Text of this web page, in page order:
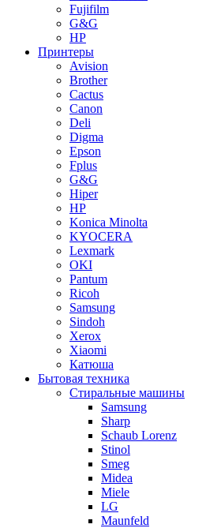
Fujifilm
G&G
HP
Принтеры
Avision
Brother
Cactus
Canon
Deli
Digma
Epson
Fplus
G&G
Hiper
HP
Konica Minolta
KYOCERA
Lexmark
OKI
Pantum
Ricoh
Samsung
Sindoh
Xerox
Xiaomi
Катюша
Бытовая техника
Стиральные машины
Samsung
Sharp
Schaub Lorenz
Stinol
Smeg
Midea
Miele
LG
Maunfeld